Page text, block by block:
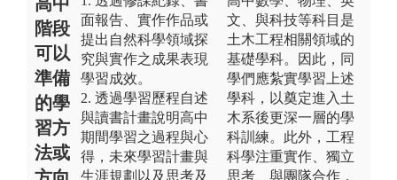
階段
可以
準備
的學
習方
法或
面報告、實作作品或
提出自然科學領域探
究與實作之成果表現
學習成效。
2. 透過學習歷程自述
與讀書計畫說明高中
期間學習之過程與心
得，未來學習計畫與
生涯規劃以及思考及
文、與科技等科目是
土木工程相關領域的
基礎學科。因此，同
學們應紮實學習上述
學科，以奠定進入土
木系後更深一層的學
科訓練。此外，工程
科學注重實作、獨立
思考、與團隊合作，